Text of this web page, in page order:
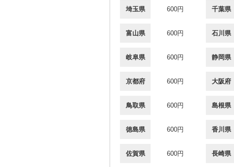
埼玉県 600円 千葉県
富山県 600円 石川県
岐阜県 600円 静岡県
京都府 600円 大阪府
鳥取県 600円 島根県
徳島県 600円 香川県
佐賀県 600円 長崎県